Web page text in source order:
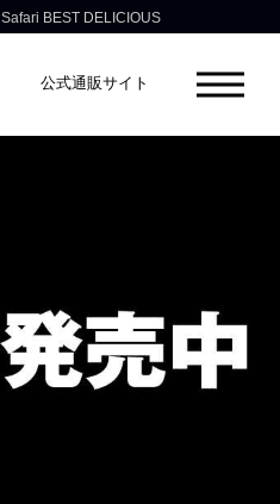
Safari BEST DELICIOUS
公式通販サイト